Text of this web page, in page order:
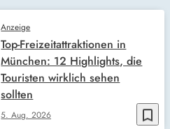
bookmark_border
Anzeige
5. Aug. 2026
Top-Freizeitattraktionen in
München: 12 Highlights, die
Touristen wirklich sehen
sollten